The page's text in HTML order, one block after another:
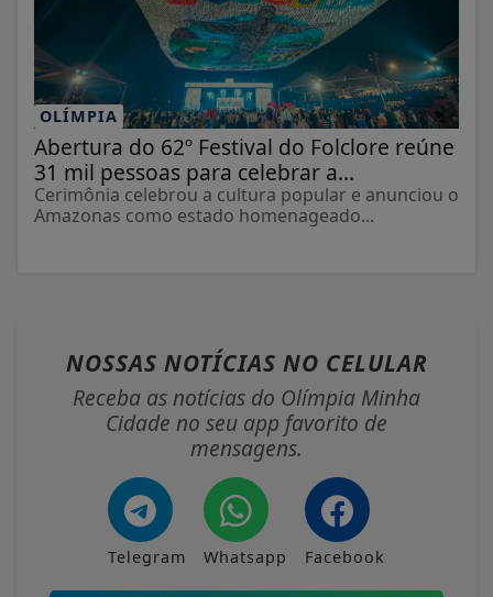
OLÍMPIA
Abertura do 62º Festival do Folclore reúne
31 mil pessoas para celebrar a...
Cerimônia celebrou a cultura popular e anunciou o
Amazonas como estado homenageado...
NOSSAS NOTÍCIAS NO CELULAR
Receba as notícias do Olímpia Minha
Cidade no seu app favorito de
mensagens.
Telegram Whatsapp Facebook